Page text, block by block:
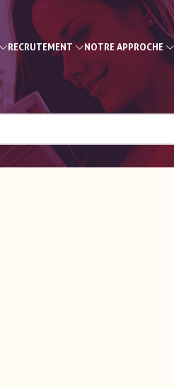
RECRUTEMENT NOTRE APPROCHE